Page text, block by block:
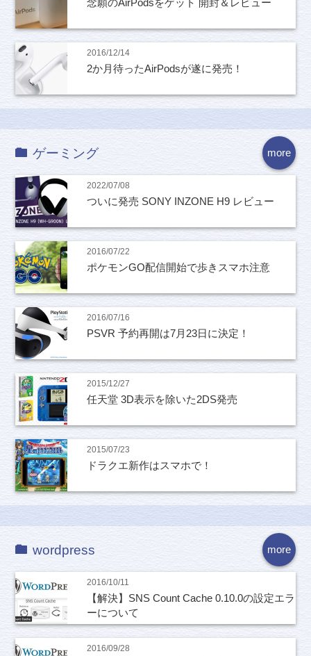
2016/12/14
2か月待ったAirPodsが遂に発売！
more
ゲーミング
2022/07/08
ついに発売 SONY INZONE H9 レビュー
2016/07/22
ポケモンGO配信開始で歩きスマホ注意
2016/07/16
PSVR 予約再開は7月23日に決定！
2015/12/27
任天堂 3D表示を除いた2DS発売
2015/07/23
ドラクエ新作はスマホで！
more
wordpress
2016/10/11
【解決】SNS Count Cache 0.10.0の設定エラ
ーについて
2016/09/28